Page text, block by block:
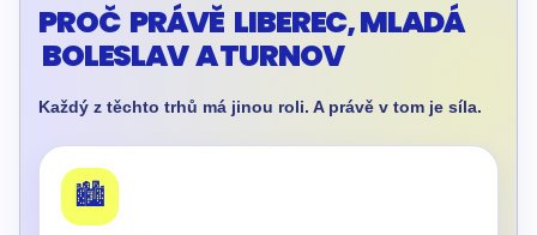
PROČ PRÁVĚ LIBEREC, MLADÁ
BOLESLAV A TURNOV
Každý z těchto trhů má jinou roli. A právě v tom je síla.
🏙️